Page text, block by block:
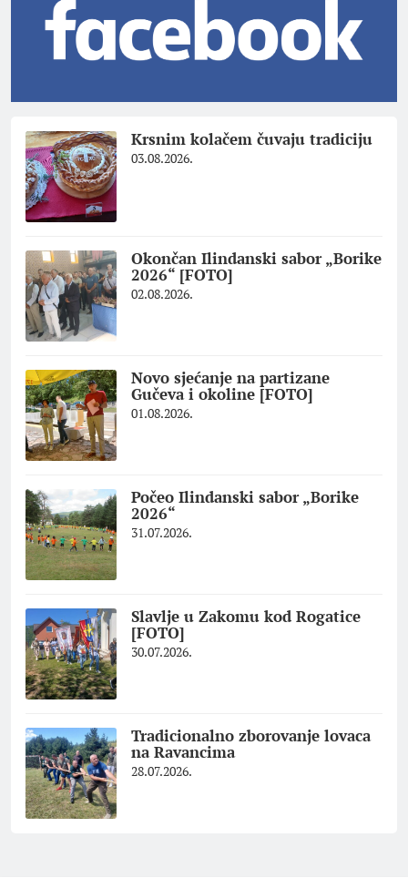
Krsnim kolačem čuvaju tradiciju
03.08.2026.
Okončan Ilindanski sabor „Borike
2026“ [FOTO]
02.08.2026.
Novo sjećanje na partizane
Gučeva i okoline [FOTO]
01.08.2026.
Počeo Ilindanski sabor „Borike
2026“
31.07.2026.
Slavlje u Zakomu kod Rogatice
[FOTO]
30.07.2026.
Tradicionalno zborovanje lovaca
na Ravancima
28.07.2026.